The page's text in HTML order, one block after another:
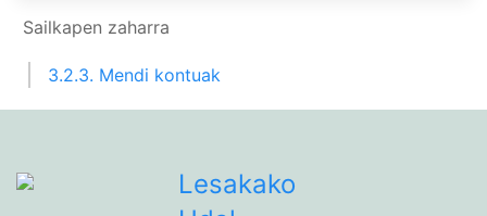
Sailkapen zaharra
3.2.3. Mendi kontuak
Lesakako